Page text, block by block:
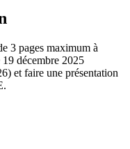
3 pages maximum à
19 décembre 2025
et faire une présentation